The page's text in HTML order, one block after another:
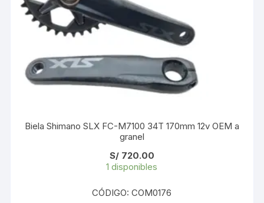
Biela Shimano SLX FC-M7100 34T 170mm 12v OEM a
granel
S/720.00
1 disponibles
CÓDIGO: COM0176